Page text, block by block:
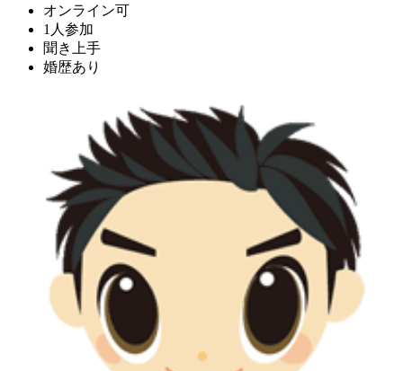
オンライン可
1人参加
聞き上手
婚歴あり